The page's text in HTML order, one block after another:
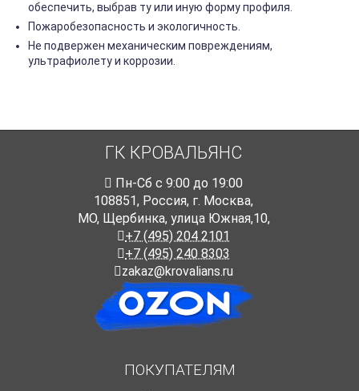
обеспечить, выбрав ту или иную форму профиля.
Пожаробезопасность и экологичность.
Не подвержен механическим повреждениям,
ультрафиолету и коррозии.
ГК КРОВАЛЬЯНС
Пн-Cб с 9:00 до 19:00
108851, Россия, г. Москва,
МО, Щербинка, улица Южная,10,
+7 (495) 204 2101
+7 (495) 240 8303
zakaz@krovalians.ru
ПОКУПАТЕЛЯМ